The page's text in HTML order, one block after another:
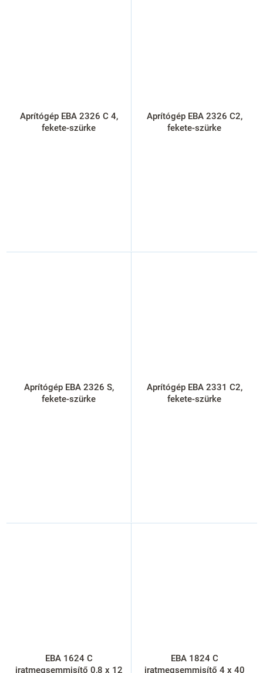
Aprítógép EBA 2326 C 4,
fekete-szürke
Aprítógép EBA 2326 C2,
fekete-szürke
Aprítógép EBA 2326 S,
fekete-szürke
Aprítógép EBA 2331 C2,
fekete-szürke
EBA 1624 C
iratmegsemmisítő 0,8 x 12
EBA 1824 C
iratmegsemmisítő 4 x 40